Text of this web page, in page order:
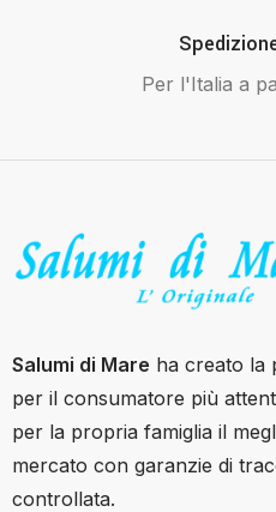
Per l'Italia a
Salumi di Mare ha creato la
per il consumatore più
per la propria famiglia il
mercato con garanzie di
controllata.